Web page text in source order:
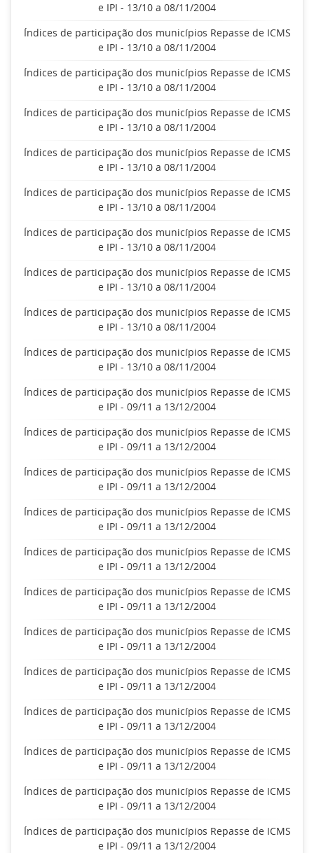
e IPI - 13/10 a 08/11/2004
Índices de participação dos municípios Repasse de ICMS
e IPI - 13/10 a 08/11/2004
Índices de participação dos municípios Repasse de ICMS
e IPI - 13/10 a 08/11/2004
Índices de participação dos municípios Repasse de ICMS
e IPI - 13/10 a 08/11/2004
Índices de participação dos municípios Repasse de ICMS
e IPI - 13/10 a 08/11/2004
Índices de participação dos municípios Repasse de ICMS
e IPI - 13/10 a 08/11/2004
Índices de participação dos municípios Repasse de ICMS
e IPI - 13/10 a 08/11/2004
Índices de participação dos municípios Repasse de ICMS
e IPI - 13/10 a 08/11/2004
Índices de participação dos municípios Repasse de ICMS
e IPI - 13/10 a 08/11/2004
Índices de participação dos municípios Repasse de ICMS
e IPI - 13/10 a 08/11/2004
Índices de participação dos municípios Repasse de ICMS
e IPI - 09/11 a 13/12/2004
Índices de participação dos municípios Repasse de ICMS
e IPI - 09/11 a 13/12/2004
Índices de participação dos municípios Repasse de ICMS
e IPI - 09/11 a 13/12/2004
Índices de participação dos municípios Repasse de ICMS
e IPI - 09/11 a 13/12/2004
Índices de participação dos municípios Repasse de ICMS
e IPI - 09/11 a 13/12/2004
Índices de participação dos municípios Repasse de ICMS
e IPI - 09/11 a 13/12/2004
Índices de participação dos municípios Repasse de ICMS
e IPI - 09/11 a 13/12/2004
Índices de participação dos municípios Repasse de ICMS
e IPI - 09/11 a 13/12/2004
Índices de participação dos municípios Repasse de ICMS
e IPI - 09/11 a 13/12/2004
Índices de participação dos municípios Repasse de ICMS
e IPI - 09/11 a 13/12/2004
Índices de participação dos municípios Repasse de ICMS
e IPI - 09/11 a 13/12/2004
Índices de participação dos municípios Repasse de ICMS
e IPI - 09/11 a 13/12/2004